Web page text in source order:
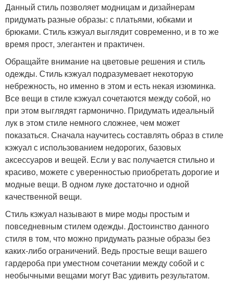
Данный стиль позволяет модницам и дизайнерам
придумать разные образы: с платьями, юбками и
брюками. Стиль кэжуал выглядит современно, и в то же
время прост, элегантен и практичен.
Обращайте внимание на цветовые решения и стиль
одежды. Стиль кэжуал подразумевает некоторую
небрежность, но именно в этом и есть некая изюминка.
Все вещи в стиле кэжуал сочетаются между собой, но
при этом выглядят гармонично. Придумать идеальный
лук в этом стиле немного сложнее, чем может
показаться. Сначала научитесь составлять образ в стиле
кэжуал с использованием недорогих, базовых
аксессуаров и вещей. Если у вас получается стильно и
красиво, можете с уверенностью приобретать дорогие и
модные вещи. В одном луке достаточно и одной
качественной вещи.
Стиль кэжуал называют в мире моды простым и
повседневным стилем одежды. Достоинство данного
стиля в том, что можно придумать разные образы без
каких-либо ограничений. Ведь простые вещи вашего
гардероба при уместном сочетании между собой и с
необычными вещами могут Вас удивить результатом.